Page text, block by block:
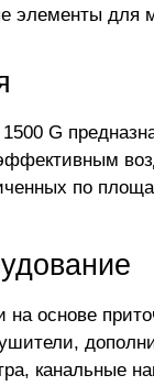
элементы для
G
по
основе
канальные